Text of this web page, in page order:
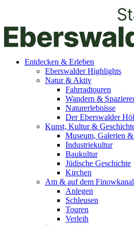
Entdecken & Erleben
Eberswalder Highlights
Natur & Aktiv
Fahrradtouren
Wandern &
Naturerlebnisse
Der Eberswalder
Kunst, Kultur &
Museum, Galerien
Industriekultur
Baukultur
Jüdische Geschichte
Kirchen
Am & auf dem Finowkanal
Anlegen
Schleusen
Touren
Verleih